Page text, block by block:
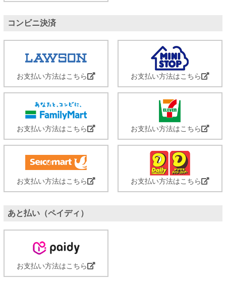
コンビニ決済
お支払い方法はこちら お支払い方法はこちら
お支払い方法はこちら お支払い方法はこちら
お支払い方法はこちら お支払い方法はこちら
あと払い（ペイディ）
お支払い方法はこちら